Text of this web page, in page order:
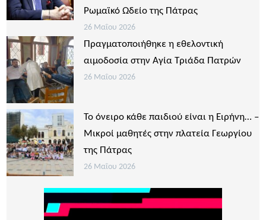
Ρωμαϊκό Ωδείο της Πάτρας
26 Μαΐου 2026
Πραγματοποιήθηκε η εθελοντική
αιμοδοσία στην Αγία Τριάδα Πατρών
26 Μαΐου 2026
Το όνειρο κάθε παιδιού είναι η Ειρήνη… –
Μικροί μαθητές στην πλατεία Γεωργίου
της Πάτρας
26 Μαΐου 2026